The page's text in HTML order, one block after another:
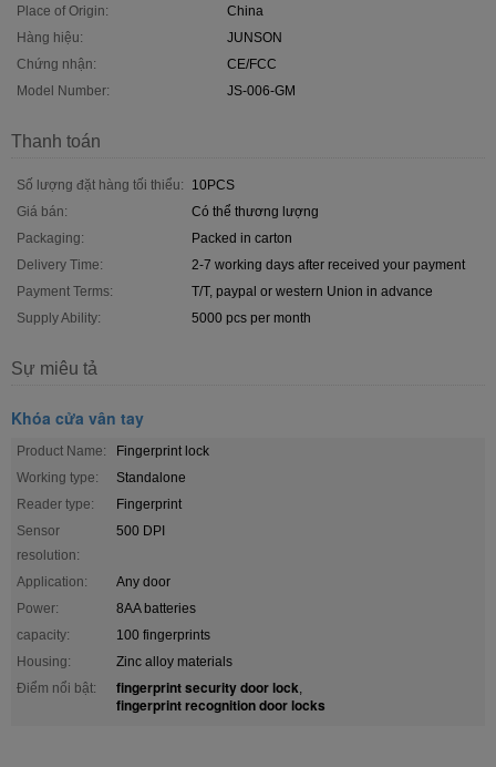
Place of Origin:
China
Hàng hiệu:
JUNSON
Chứng nhận:
CE/FCC
Model Number:
JS-006-GM
Thanh toán
Số lượng đặt hàng tối thiểu:
10PCS
Giá bán:
Có thể thương lượng
Packaging:
Packed in carton
Delivery Time:
2-7 working days after received your payment
Payment Terms:
T/T, paypal or western Union in advance
Supply Ability:
5000 pcs per month
Sự miêu tả
Khóa cửa vân tay
Product Name:
Fingerprint lock
Working type:
Standalone
Reader type:
Fingerprint
Sensor
resolution:
500 DPI
Application:
Any door
Power:
8AA batteries
capacity:
100 fingerprints
Housing:
Zinc alloy materials
Điểm nổi bật:
fingerprint security door lock,
fingerprint recognition door locks